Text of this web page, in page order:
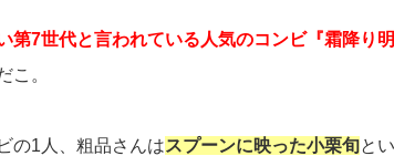
第7世代と言われている人気のコンビ『霜降り明
こ。
の1人、粗品さんはスプーンに映った小栗旬と